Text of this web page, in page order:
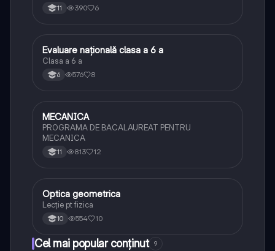
11 390 6
Matematică
Evaluare națională clasa a 6 a
Clasa a 6 a
6 576 8
Fizică
MECANICA
PROGRAMA DE BACALAUREAT PENTRU
MECANICA
11 813 12
Fizică
Optica geometrica
Lecție pt fizica
10 554 10
Cel mai popular conținut 9